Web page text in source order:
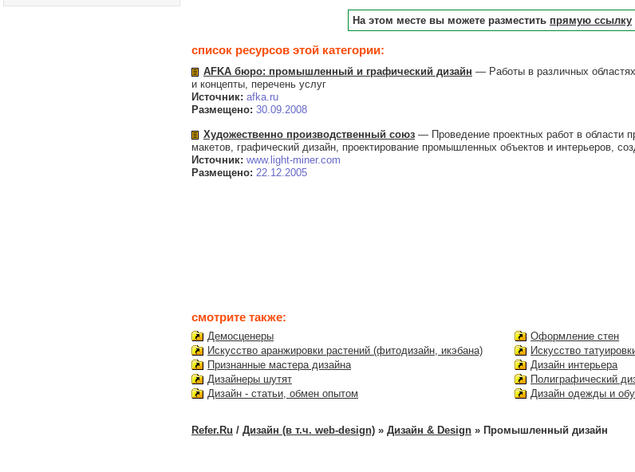
На этом месте вы можете разместить прямую ссылку
список ресурсов этой категории:
AFKA бюро: промышленный и графический дизайн — Работы в различных
и концепты, перечень услуг
Источник: afka.ru
Размещено: 30.09.2008
Художественно производственный союз — Проведение проектных работ в области
макетов, графический дизайн, проектирование промышленных объектов и интерьеров,
Источник: www.light-miner.com
Размещено: 22.12.2005
смотрите также:
Демосценеры
Искусство аранжировки растений (фитодизайн, икэбана)
Признанные мастера дизайна
Дизайнеры шутят
Дизайн - статьи, обмен опытом
Оформление стен
Искусство
Дизайн интерьера
Полиграфический
Дизайн одежды и
Refer.Ru / Дизайн (в т.ч. web-design) » Дизайн & Design » Промышленный дизайн